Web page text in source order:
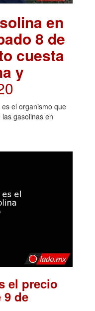
en
8 de
cuesta
y
el organismo que
gasolinas en
el precio
9 de